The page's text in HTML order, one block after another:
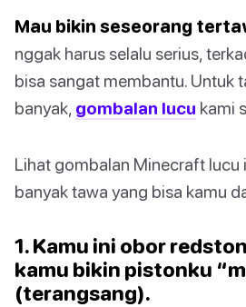
Mau bikin seseorang
nggak harus selalu serius,
bisa sangat membantu. Untuk
banyak, gombalan lucu kami
Lihat gombalan Minecraft lucu
banyak tawa yang bisa kamu
1. Kamu ini obor
kamu bikin pistonku
(terangsang).